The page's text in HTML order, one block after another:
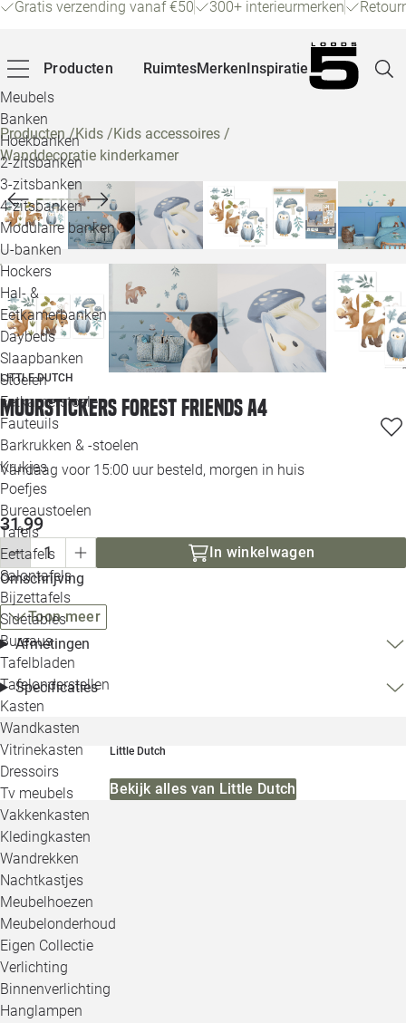
Gratis verzending vanaf €50 300+ interieurmerken
Producten
Meubels
Banken
Hoekbanken
2-zitsbanken
3-zitsbanken
4-zitsbanken
Modulaire banken
U-banken
Hockers
Hal- &
Eetkamerbanken
Daybeds
Slaapbanken
Stoelen
Eetkamerstoelen
Fauteuils
Barkrukken & -stoelen
Krukjes
Poefjes
Bureaustoelen
Tafels
Eettafels
Salontafels
Bijzettafels
Sidetables
Bureaus
Tafelbladen
Tafelonderstellen
Kasten
Wandkasten
Vitrinekasten
Dressoirs
Tv meubels
Vakkenkasten
Kledingkasten
Wandrekken
Nachtkastjes
Meubelhoezen
Meubelonderhoud
Eigen Collectie
Verlichting
Binnenverlichting
Hanglampen
RuimtesMerkenInspiratie
Producten/Kids /Kids accessoires /
Wanddecoratie kinderkamer
LITTLE DUTCH
Muurstickers Forest Friends A4
Vandaag voor 15:00 uur besteld, morgen in huis
31,99
In winkelwagen
Omschrijving
Toon meer
Afmetingen
Specificaties
Little Dutch
Bekijk alles van Little Dutch